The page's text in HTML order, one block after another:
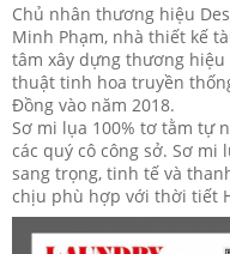
Chủ nhân thương hiệu
Minh Phạm, nhà thiết kế
tâm xây dựng thương hiệu
thuật tinh hoa truyền
Đồng vào năm 2018.
Sơ mi lụa 100% tơ tằm tự
các quý cô công sở. Sơ
sang trọng, tinh tế và
chịu phù hợp với thời tiết